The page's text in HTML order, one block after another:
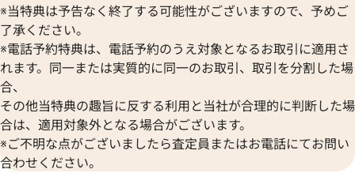
※当特典は予告なく終了する可能性がございますので、予めご
了承ください。
※電話予約特典は、電話予約のうえ対象となるお取引に適用さ
れます。同一または実質的に同一のお取引、取引を分割した場
合、
その他当特典の趣旨に反する利用と当社が合理的に判断した場
合は、適用対象外となる場合がございます。
※ご不明な点がございましたら査定員またはお電話にてお問い
合わせください。